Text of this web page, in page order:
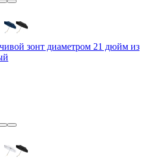
зонт диаметром 21 дюйм из